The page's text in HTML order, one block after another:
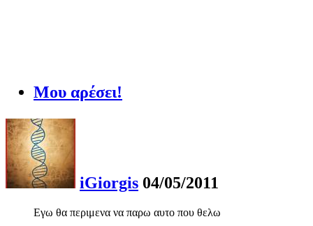
Μου αρέσει!
iGiorgis 04/05/2011
Εγω θα περιμενα να παρω αυτο που θελω